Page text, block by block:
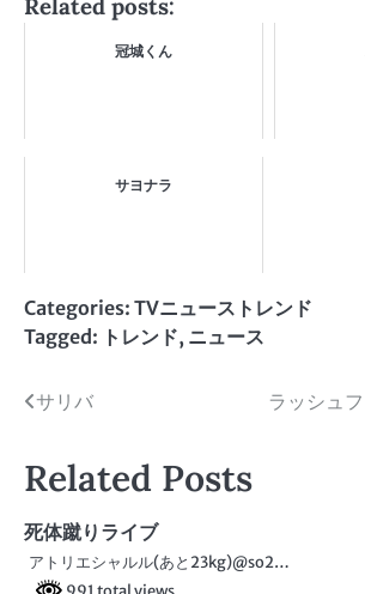
冠城くん
サヨナラ
Categories: TVニューストレンド
Tagged: トレンド, ニュース
投
ナ
ビ
ゲ
サリバ ラッシュ
Related Posts
死体蹴りライブ
アトリエシャルル(あと23kg)@so2…